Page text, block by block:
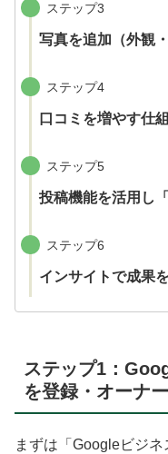
ステップ3
写真を追加（外観
ステップ4
口コミを増やす仕
ステップ5
投稿機能を活用し
ステップ6
インサイトで成果
ステップ1：
を登録・オーナ
まずは「Googleビジ